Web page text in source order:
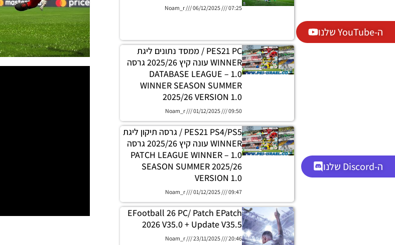
ה-YouTube שלנו
ה-Discord שלנו
Noam_r 06/12/2025 07:25
PES21 PC / ממסד נתונים ליגת
WINNER עונה קיץ 2025/26 גרסה
1.0 – DATABASE LEAGUE
WINNER SEASON SUMMER
2025/26 VERSION 1.0
Noam_r 01/12/2025 09:50
PES21 PS4/PS5 / גרסה תיקון ליגת
WINNER עונה קיץ 2025/26 גרסה
1.0 – PATCH LEAGUE WINNER
SEASON SUMMER 2025/26
VERSION 1.0
Noam_r 01/12/2025 09:47
EFootball 26 PC/ Patch EPatch
2026 V35.0 + Update V35.5
Noam_r 23/11/2025 20:46